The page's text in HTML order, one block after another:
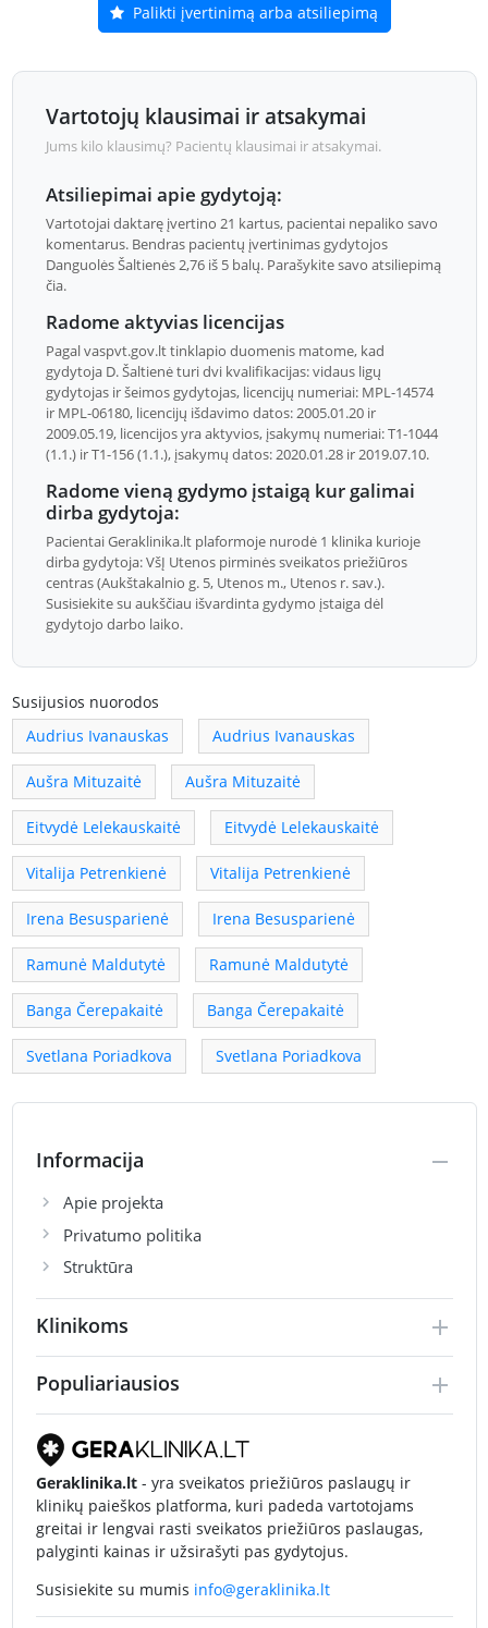
Palikti įvertinimą arba atsiliepimą
Vartotojų klausimai ir atsakymai
Jums kilo klausimų? Pacientų klausimai ir atsakymai.
Atsiliepimai apie gydytoją:
Vartotojai daktarę įvertino 21 kartus, pacientai nepaliko savo
komentarus. Bendras pacientų įvertinimas gydytojos
Danguolės Šaltienės 2,76 iš 5 balų. Parašykite savo atsiliepimą
čia.
Radome aktyvias licencijas
Pagal vaspvt.gov.lt tinklapio duomenis matome, kad
gydytoja D. Šaltienė turi dvi kvalifikacijas: vidaus ligų
gydytojas ir šeimos gydytojas, licencijų numeriai: MPL-14574
ir MPL-06180, licencijų išdavimo datos: 2005.01.20 ir
2009.05.19, licencijos yra aktyvios, įsakymų numeriai: T1-1044
(1.1.) ir T1-156 (1.1.), įsakymų datos: 2020.01.28 ir 2019.07.10.
Radome vieną gydymo įstaigą kur galimai
dirba gydytoja:
Pacientai Geraklinika.lt plaformoje nurodė 1 klinika kurioje
dirba gydytoja: VšĮ Utenos pirminės sveikatos priežiūros
centras (Aukštakalnio g. 5, Utenos m., Utenos r. sav.).
Susisiekite su aukščiau išvardinta gydymo įstaiga dėl
gydytojo darbo laiko.
Susijusios nuorodos
Audrius Ivanauskas
Audrius Ivanauskas
Aušra Mituzaitė Aušra Mituzaitė
Eitvydė Lelekauskaitė Eitvydė Lelekauskaitė
Vitalija Petrenkienė Vitalija Petrenkienė
Irena Besusparienė Irena Besusparienė
Ramunė Maldutytė Ramunė Maldutytė
Banga Čerepakaitė Banga Čerepakaitė
Svetlana Poriadkova Svetlana Poriadkova
Informacija
Apie projekta
Privatumo politika
Struktūra
Klinikoms
Populiariausios
Geraklinika.lt- yra sveikatos priežiūros paslaugų ir
klinikų paieškos platforma, kuri padeda vartotojams
greitai ir lengvai rasti sveikatos priežiūros paslaugas,
palyginti kainas ir užsirašyti pas gydytojus.
Susisiekite su mumis info@geraklinika.lt